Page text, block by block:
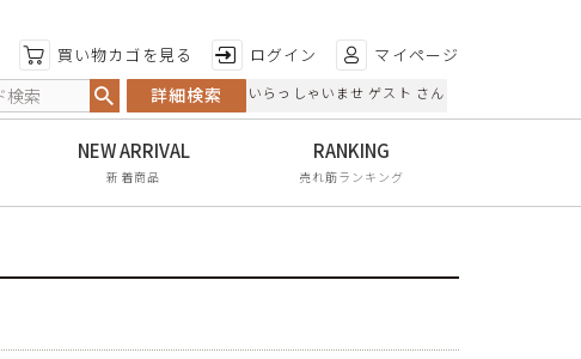
買い物カゴを見る ログイン マイページ
詳細検索 いらっしゃいませ ゲスト さん
新着商品 売れ筋ランキング
特徴から探す
日本製
手染め
甲高・幅広
屈曲性